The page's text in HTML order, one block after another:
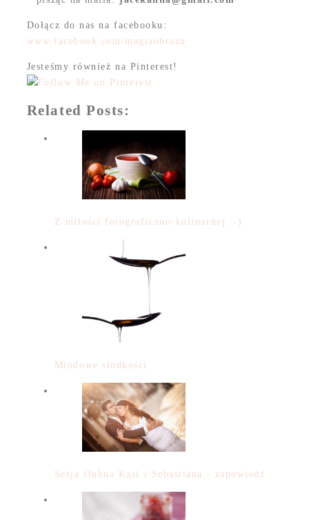
Dołącz do nas na facebooku:
www.facebook.com/magiaobrazu
Jesteśmy również na Pinterest!
Related Posts:
Z miłości fotograficzno-kulinarnej :-)
Miodowe słodkości
Sesja ślubna Kasi i Sebastiana - zapowiedź